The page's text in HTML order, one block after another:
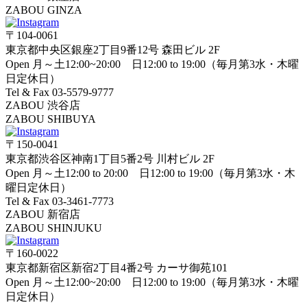
ZABOU GINZA
〒104-0061
東京都中央区銀座2丁目9番12号 森田ビル 2F
Open 月～土12:00~20:00 日12:00 to 19:00（毎月第3水・木曜
日定休日）
Tel & Fax 03-5579-9777
ZABOU 渋谷店
ZABOU SHIBUYA
〒150-0041
東京都渋谷区神南1丁目5番2号 川村ビル 2F
Open 月～土12:00 to 20:00 日12:00 to 19:00（毎月第3水・木
曜日定休日）
Tel & Fax 03-3461-7773
ZABOU 新宿店
ZABOU SHINJUKU
〒160-0022
東京都新宿区新宿2丁目4番2号 カーサ御苑101
Open 月～土12:00~20:00 日12:00 to 19:00（毎月第3水・木曜
日定休日）